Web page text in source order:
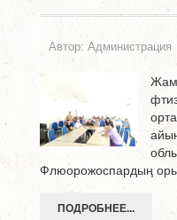
Автор: Администрация
Флюорожоспардың
ПОДРОБНЕЕ...